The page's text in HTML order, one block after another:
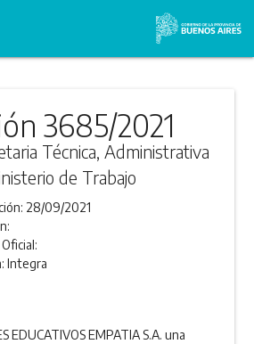
3685/2021
Técnica, Administrativa
de Trabajo
28/09/2021
Integra
EDUCATIVOS EMPATIA S.A. una